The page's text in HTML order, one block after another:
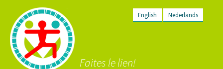
English Nederlands
Faites le lien!